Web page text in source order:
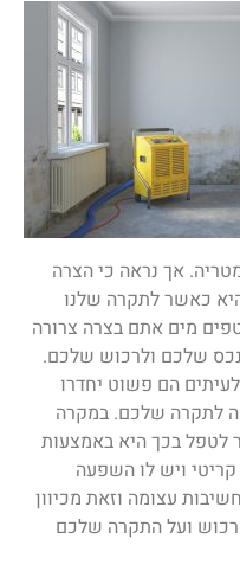
אך נראה כי הצרה
כאשר לתקרה שלנו
מים אתם בצרה צרורה
שלכם ולרכוש שלכם.
הם פשוט יחדרו
לתקרה שלכם. במקרה
לטפל בכך היא באמצעות
ויש לו השפעה
עצומה וזאת מכיוון
ועל התקרה שלכם